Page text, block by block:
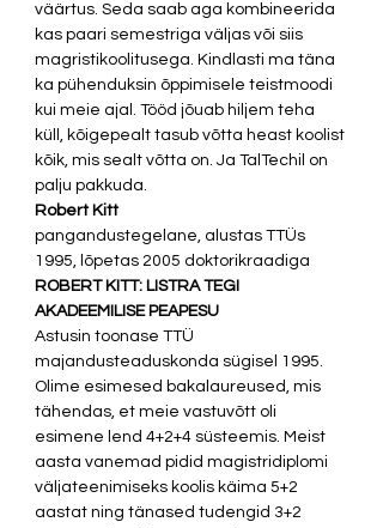
väärtus. Seda saab aga kombineerida
kas paari semestriga väljas või siis
magristikoolitusega. Kindlasti ma täna
ka pühenduksin õppimisele teistmoodi
kui meie ajal. Tööd jõuab hiljem teha
küll, kõigepealt tasub võtta heast koolist
kõik, mis sealt võtta on. Ja TalTechil on
palju pakkuda.
Robert Kitt
pangandustegelane, alustas TTÜs
1995, lõpetas 2005 doktorikraadiga
ROBERT KITT: LISTRA TEGI
AKADEEMILISE PEAPESU
Astusin toonase TTÜ
majandusteaduskonda sügisel 1995.
Olime esimesed bakalaureused, mis
tähendas, et meie vastuvõtt oli
esimene lend 4+2+4 süsteemis. Meist
aasta vanemad pidid magistridiplomi
väljateenimiseks koolis käima 5+2
aastat ning tänased tudengid 3+2